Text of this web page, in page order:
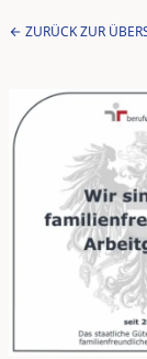
ZURÜCK ZUR